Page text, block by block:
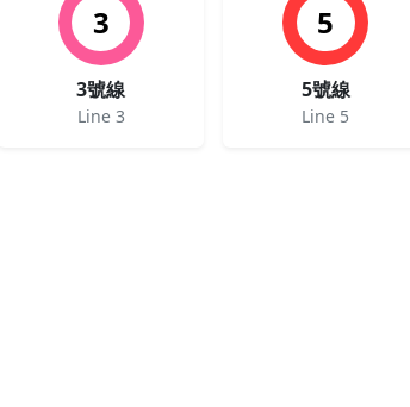
3
3號線
Line 3
5
5號線
Line 5